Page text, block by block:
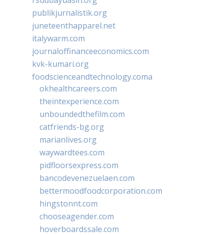
publikjurnalistik.org
juneteenthapparel.net
italywarm.com
journaloffinanceeconomics.com
kvk-kumari.org
foodscienceandtechnology.coma
okhealthcareers.com
theintexperience.com
unboundedthefilm.com
catfriends-bg.org
marianlives.org
waywardtees.com
pidfloorsexpress.com
bancodevenezuelaen.com
bettermoodfoodcorporation.com
hingstonnt.com
chooseagender.com
hoverboardssale.com